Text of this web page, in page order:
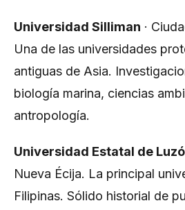
Universidad Silliman ·
Una de las universidades
antiguas de Asia.
biología marina, ciencias
antropología.
Universidad Estatal de
Nueva Écija. La principal
Filipinas. Sólido historial de